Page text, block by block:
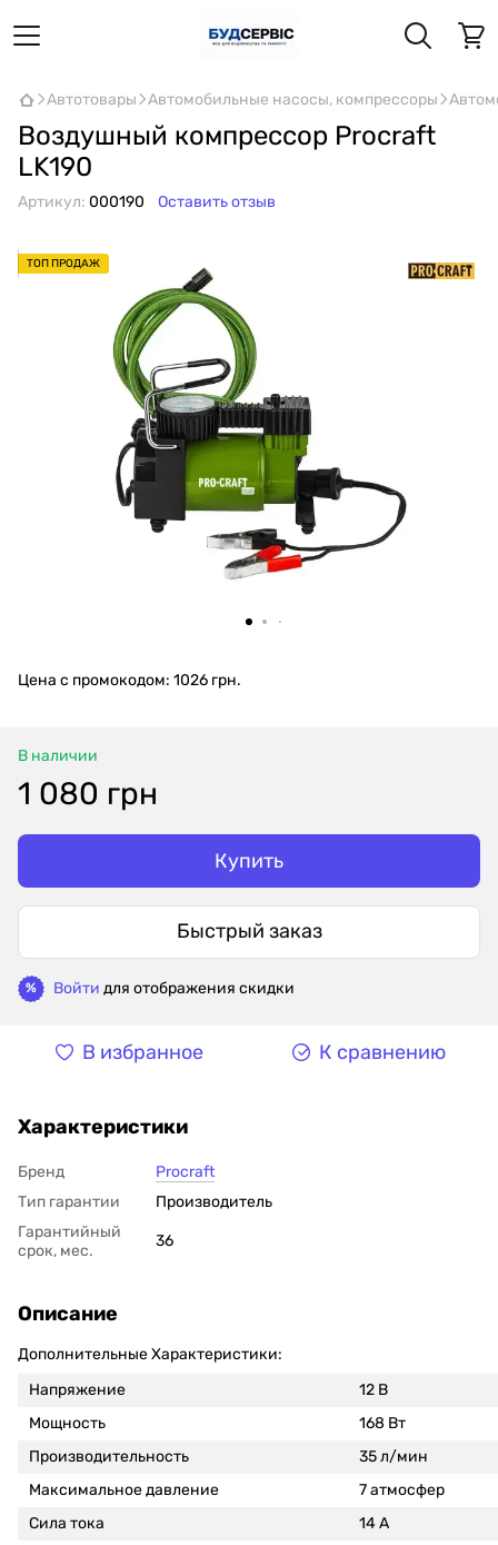
Автотовары Автомобильные насосы, компрессоры
Воздушный компрессор Procraft
LK190
Артикул: 000190 Оставить отзыв
ТОП ПРОДАЖ
Цена с промокодом: 1026 грн.
В наличии
1 080 грн
Купить
Быстрый заказ
% Войти для отображения скидки
В избранное К сравнению
Характеристики
Бренд
Procraft
Тип гарантии
Производитель
Гарантийный
срок, мес.
36
Описание
Дополнительные Характеристики:
Напряжение
12 В
Мощность
168 Вт
Производительность
35 л/мин
Максимальное давление
7 атмосфер
Сила тока
14 А